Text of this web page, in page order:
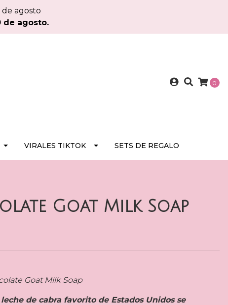
de agosto
de agosto.
0
VIRALES TIKTOK SETS DE REGALO
Goat Milk Soap
Goat Milk Soap
de cabra favorito de Estados Unidos se